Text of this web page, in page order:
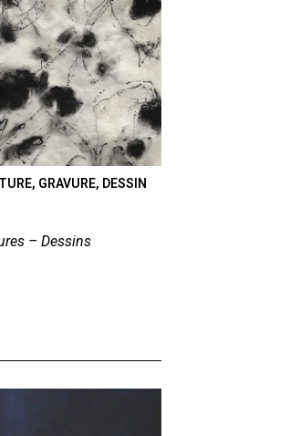
GRAVURE, DESSIN
– Dessins